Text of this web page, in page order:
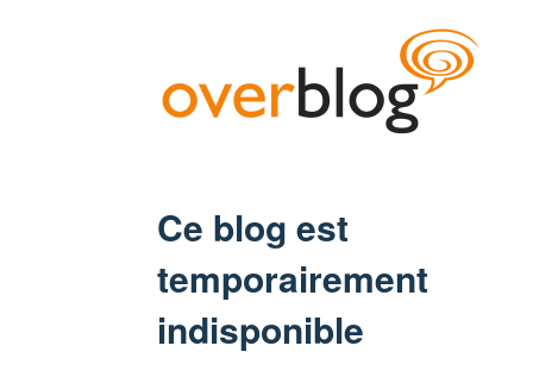
Ce blog est
temporairement
indisponible